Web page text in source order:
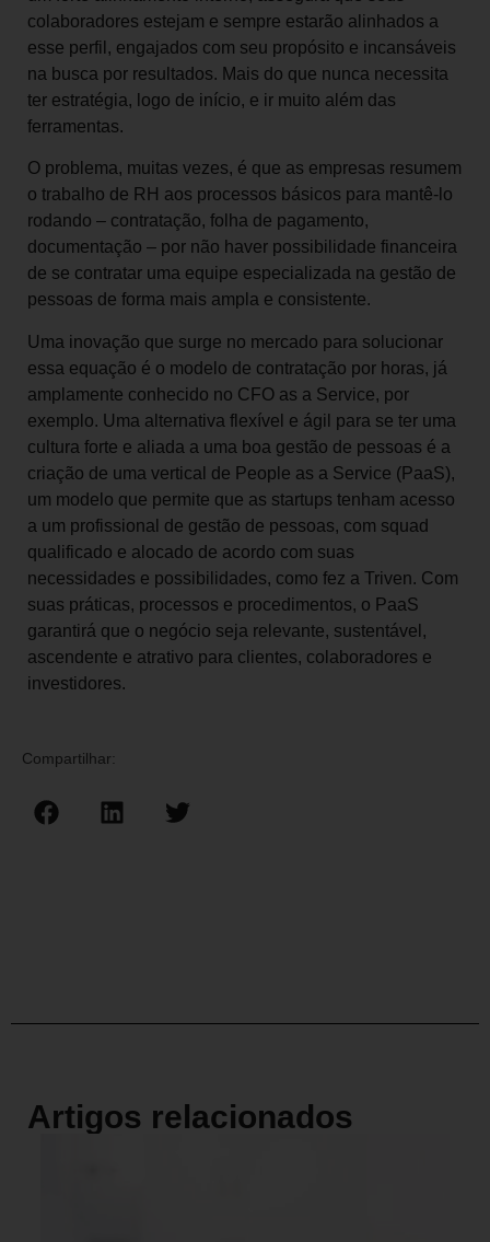
colaboradores estejam e sempre estarão alinhados a
esse perfil, engajados com seu propósito e incansáveis
na busca por resultados. Mais do que nunca necessita
ter estratégia, logo de início, e ir muito além das
ferramentas.
O problema, muitas vezes, é que as empresas resumem
o trabalho de RH aos processos básicos para mantê-lo
rodando – contratação, folha de pagamento,
documentação – por não haver possibilidade financeira
de se contratar uma equipe especializada na gestão de
pessoas de forma mais ampla e consistente.
Uma inovação que surge no mercado para solucionar
essa equação é o modelo de contratação por horas, já
amplamente conhecido no CFO as a Service, por
exemplo. Uma alternativa flexível e ágil para se ter uma
cultura forte e aliada a uma boa gestão de pessoas é a
criação de uma vertical de People as a Service (PaaS),
um modelo que permite que as startups tenham acesso
a um profissional de gestão de pessoas, com squad
qualificado e alocado de acordo com suas
necessidades e possibilidades, como fez a Triven. Com
suas práticas, processos e procedimentos, o PaaS
garantirá que o negócio seja relevante, sustentável,
ascendente e atrativo para clientes, colaboradores e
investidores.
Compartilhar:
Artigos relacionados